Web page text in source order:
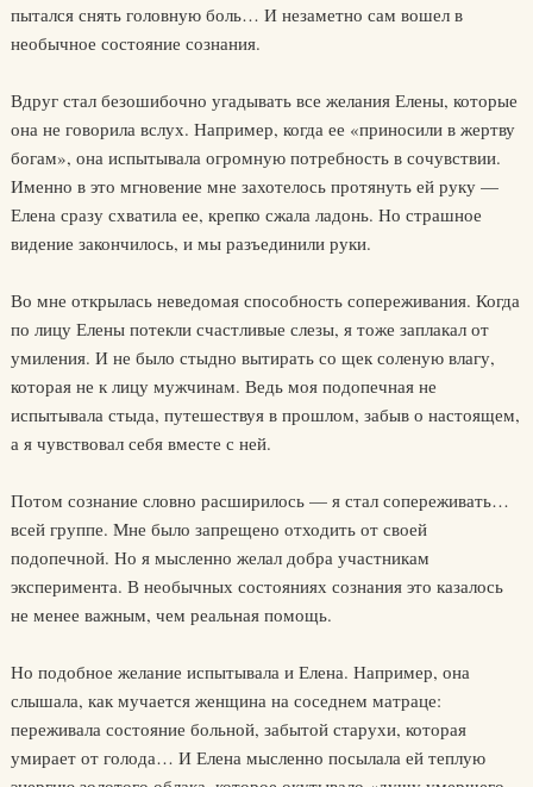
пытался снять головную боль… И незаметно сам вошел в
необычное состояние сознания.
Вдруг стал безошибочно угадывать все желания Елены, которые
она не говорила вслух. Например, когда ее «приносили в жертву
богам», она испытывала огромную потребность в сочувствии.
Именно в это мгновение мне захотелось протянуть ей руку —
Елена сразу схватила ее, крепко сжала ладонь. Но страшное
видение закончилось, и мы разъединили руки.
Во мне открылась неведомая способность сопереживания. Когда
по лицу Елены потекли счастливые слезы, я тоже заплакал от
умиления. И не было стыдно вытирать со щек соленую влагу,
которая не к лицу мужчинам. Ведь моя подопечная не
испытывала стыда, путешествуя в прошлом, забыв о настоящем,
а я чувствовал себя вместе с ней.
Потом сознание словно расширилось — я стал сопереживать…
всей группе. Мне было запрещено отходить от своей
подопечной. Но я мысленно желал добра участникам
эксперимента. В необычных состояниях сознания это казалось
не менее важным, чем реальная помощь.
Но подобное желание испытывала и Елена. Например, она
слышала, как мучается женщина на соседнем матраце:
переживала состояние больной, забытой старухи, которая
умирает от голода… И Елена мысленно посылала ей теплую